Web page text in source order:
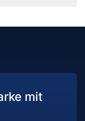
mit